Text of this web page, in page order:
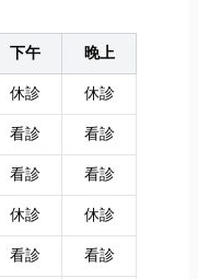
下午
晚上
休診
休診
看診
看診
看診
看診
休診
休診
看診
看診